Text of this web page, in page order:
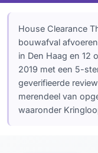
House Clearance
bouwafval
in Den Haag en 12
2019 met een 5-
geverifieerde
merendeel van
waaronder